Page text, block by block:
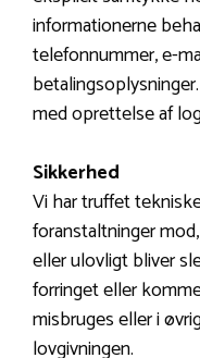
informationerne
telefonnummer, e-
med oprettelse af
Sikkerhed
Vi har truffet
foranstaltninger
eller ulovligt bliver
forringet eller
misbruges eller i
lovgivningen.